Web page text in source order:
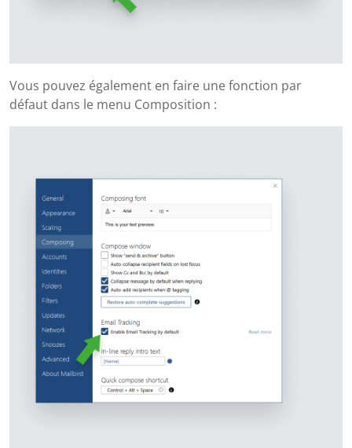
Vous pouvez également en faire une fonction par
défaut dans le menu Composition :